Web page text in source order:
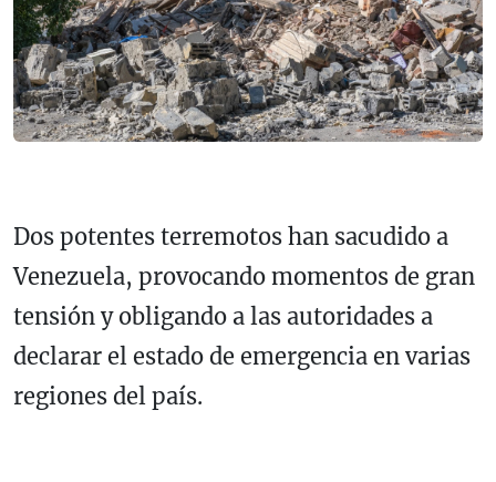
Dos potentes terremotos han sacudido a
Venezuela, provocando momentos de gran
tensión y obligando a las autoridades a
declarar el estado de emergencia en varias
regiones del país.